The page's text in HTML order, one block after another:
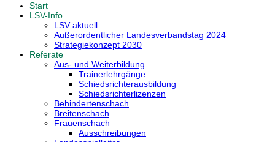
Start
LSV-Info
LSV aktuell
Außerordentlicher Landesverbandstag 2024
Strategiekonzept 2030
Referate
Aus- und Weiterbildung
Trainerlehrgänge
Schiedsrichterausbildung
Schiedsrichterlizenzen
Behindertenschach
Breitenschach
Frauenschach
Ausschreibungen